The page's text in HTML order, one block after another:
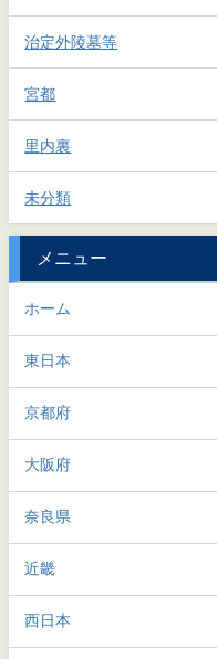
治定外陵墓等
宮都
里内裏
未分類
メニュー
ホーム
東日本
京都府
大阪府
奈良県
近畿
西日本